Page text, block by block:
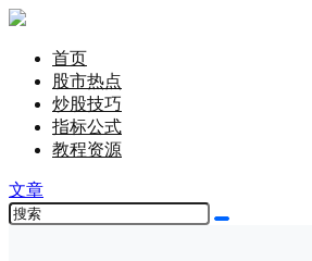
首页
股市热点
炒股技巧
指标公式
教程资源
文章